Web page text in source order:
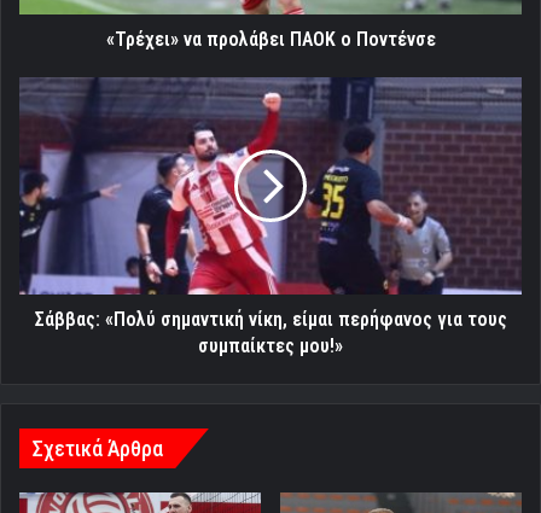
«Τρέχει» να προλάβει ΠΑΟΚ ο Ποντένσε
Σάββας:
«Πολύ
νίκη,
είμαι
περήφανος
για
συμπαίκτες
μου!»
Σάββας: «Πολύ σημαντική νίκη, είμαι περήφανος για τους
συμπαίκτες μου!»
Σχετικά Άρθρα